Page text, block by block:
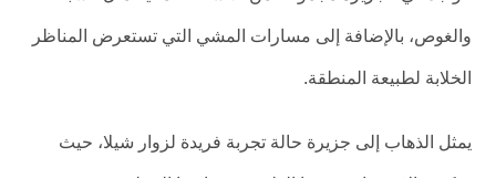
والغوص، بالإضافة إلى مسارات المشي التي تستعرض المناظر
الخلابة لطبيعة المنطقة.
يمثل الذهاب إلى جزيرة حالة تجربة فريدة لزوار شيلا، حيث